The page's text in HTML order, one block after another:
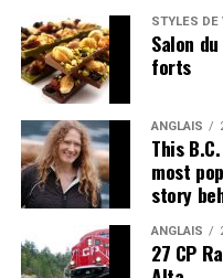
STYLES DE
Salon
forts
ANGLAIS
This
most
story
ANGLAIS
27 CP